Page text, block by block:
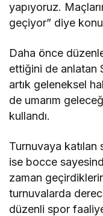
yapıyoruz.
geçiyor” diye
Daha önce
ettiğini de anlatan
artık geleneksel
de umarım
kullandı.
Turnuvaya
ise bocce
zaman
turnuvalarda
düzenli spor